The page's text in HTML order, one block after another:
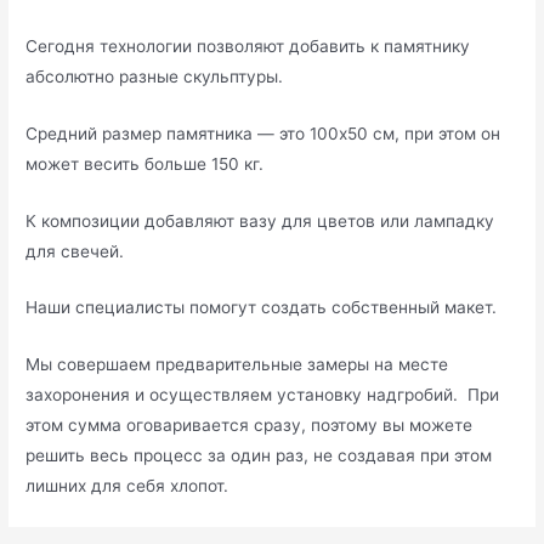
Сегодня технологии позволяют добавить к памятнику
абсолютно разные скульптуры.
Средний размер памятника — это 100х50 см, при этом он
может весить больше 150 кг.
К композиции добавляют вазу для цветов или лампадку
для свечей.
Наши специалисты помогут создать собственный макет.
Мы совершаем предварительные замеры на месте
захоронения и осуществляем установку надгробий. При
этом сумма оговаривается сразу, поэтому вы можете
решить весь процесс за один раз, не создавая при этом
лишних для себя хлопот.